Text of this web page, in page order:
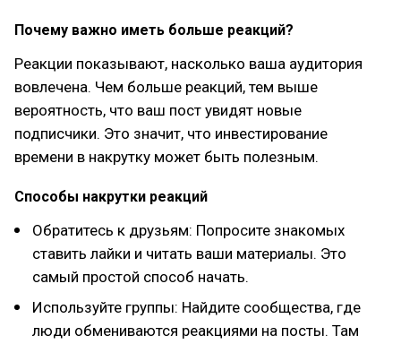
Почему важно иметь больше реакций?
Реакции показывают, насколько ваша аудитория
вовлечена. Чем больше реакций, тем выше
вероятность, что ваш пост увидят новые
подписчики. Это значит, что инвестирование
времени в накрутку может быть полезным.
Способы накрутки реакций
Обратитесь к друзьям: Попросите знакомых
ставить лайки и читать ваши материалы. Это
самый простой способ начать.
Используйте группы: Найдите сообщества, где
люди обмениваются реакциями на посты. Там